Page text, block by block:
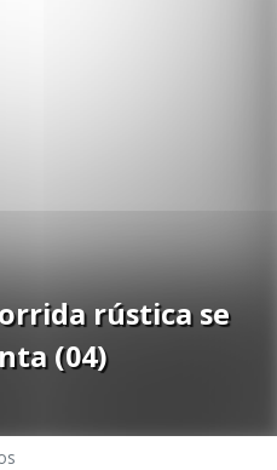
rústica se
(04)